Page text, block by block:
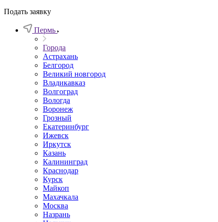
Подать заявку
Пермь
Города
Астрахань
Белгород
Великий новгород
Владикавказ
Волгоград
Вологда
Воронеж
Грозный
Екатеринбург
Ижевск
Иркутск
Казань
Калининград
Краснодар
Курск
Майкоп
Махачкала
Москва
Назрань